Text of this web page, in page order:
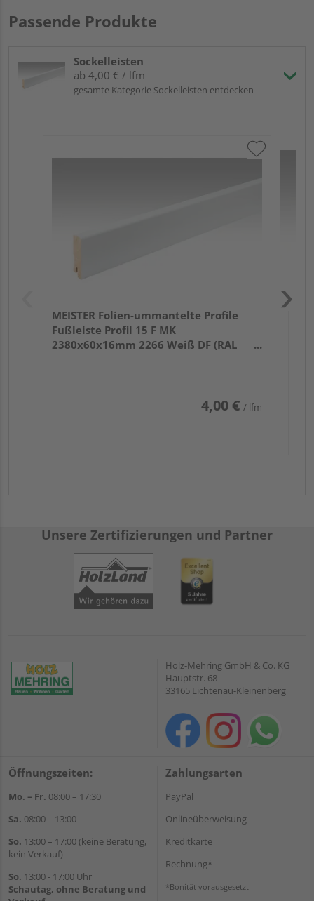
Passende Produkte
Sockelleisten
ab 4,00 € / lfm
gesamte Kategorie Sockelleisten entdecken
MEISTER Folien-ummantelte Profile
Fußleiste Profil 15 F MK
2380x60x16mm 2266 Weiß DF (RAL
4,00 € / lfm
Unsere Zertifizierungen und Partner
Holz-Mehring GmbH & Co. KG
Hauptstr. 68
33165 Lichtenau-Kleinenberg
Öffnungszeiten:
Mo. – Fr. 08:00 – 17:30
Sa. 08:00 – 13:00
So. 13:00 – 17:00 (keine Beratung,
kein Verkauf)
So. 13:00 - 17:00 Uhr
Schautag, ohne Beratung und
Zahlungsarten
PayPal
Onlineüberweisung
Kreditkarte
Rechnung*
*Bonität vorausgesetzt